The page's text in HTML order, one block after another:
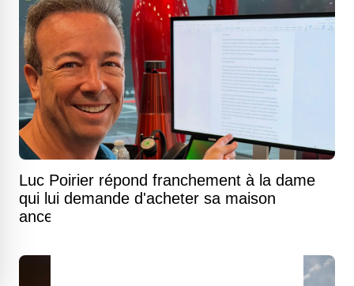
Luc Poirier répond franchement à la dame
qui lui demande d'acheter sa maison
ancestrale